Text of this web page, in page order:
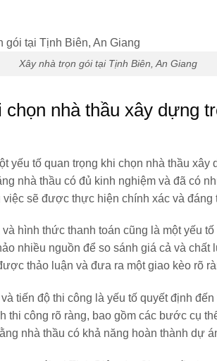
Xây nhà trọn gói tại Tịnh Biên, An Giang
nhà thầu xây dựng
yếu tố quan trọng khi chọn nhà thầu
nhà thầu có đủ kinh nghiệm và đã có
sẽ được thực hiện chính xác và đáng
và hình thức thanh toán cũng là một yếu
nhiều nguồn để so sánh giá cả và
thảo luận và đưa ra một giao kèo rõ
tiến độ thi công là yếu tố quyết định
thi công rõ ràng, bao gồm các bước cụ
nhà thầu có khả năng hoàn thành dự